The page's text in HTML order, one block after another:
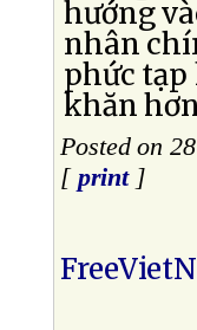
hướng
nhân
phức
khăn
Posted on
[ print]